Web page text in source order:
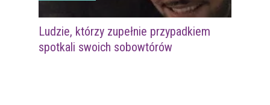
Ludzie, którzy zupełnie przypadkiem
spotkali swoich sobowtórów